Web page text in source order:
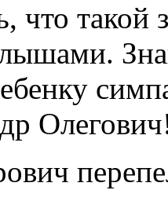
такой